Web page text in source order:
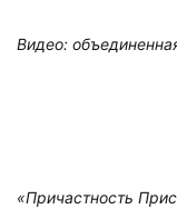
Видео:
«Причастность